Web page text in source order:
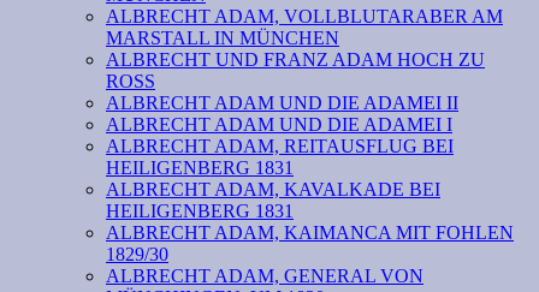
ALBRECHT ADAM, VOLLBLUTARABER AM
MARSTALL IN MÜNCHEN
ALBRECHT UND FRANZ ADAM HOCH ZU
ROSS
ALBRECHT ADAM UND DIE ADAMEI II
ALBRECHT ADAM UND DIE ADAMEI I
ALBRECHT ADAM, REITAUSFLUG BEI
HEILIGENBERG 1831
ALBRECHT ADAM, KAVALKADE BEI
HEILIGENBERG 1831
ALBRECHT ADAM, KAIMANCA MIT FOHLEN
1829/30
ALBRECHT ADAM, GENERAL VON